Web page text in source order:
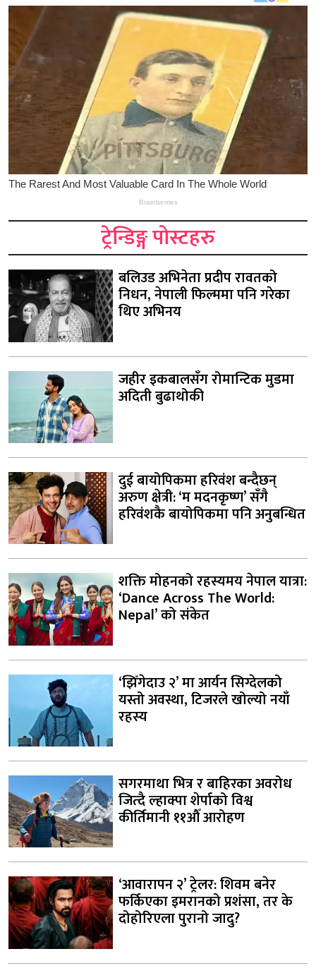
ट्रेन्डिङ्ग पोस्टहरु
बलिउड अभिनेता प्रदीप रावतको
निधन, नेपाली फिल्ममा पनि गरेका
थिए अभिनय
जहीर इकबालसँग रोमान्टिक मुडमा
अदिती बुढाथोकी
दुई बायोपिकमा हरिवंश बन्दैछन्
अरुण क्षेत्री: ‘म मदनकृष्ण’ सँगै
हरिवंशकै बायोपिकमा पनि अनुबन्धित
शक्ति मोहनको रहस्यमय नेपाल यात्रा:
‘Dance Across The World:
Nepal’ को संकेत
‘झिँगेदाउ २’ मा आर्यन सिग्देलको
यस्तो अवस्था, टिजरले खोल्यो नयाँ
रहस्य
सगरमाथा भित्र र बाहिरका अवरोध
जित्दै ल्हाक्पा शेर्पाको विश्व
कीर्तिमानी ११औँ आरोहण
‘आवारापन २’ ट्रेलर: शिवम बनेर
फर्किएका इमरानको प्रशंसा, तर के
दोहोरिएला पुरानो जादु?